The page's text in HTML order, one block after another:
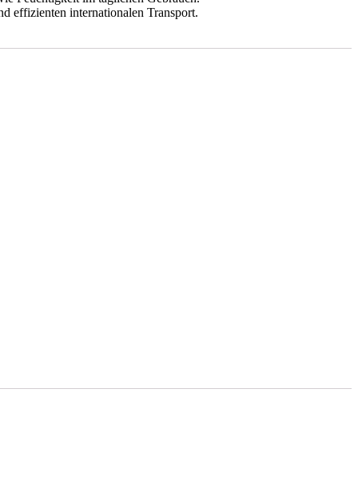
effizienten internationalen Transport.